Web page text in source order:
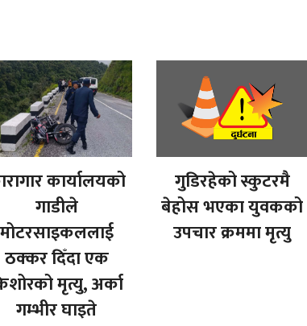
कार्यालयको
गाडीले
मोटरसाइकललाई
ठक्कर दिँदा एक
मृत्यु, अर्का
गम्भीर घाइते
गुडिरहेको स्कुटरमै
बेहोस भएका युवकको
उपचार क्रममा मृत्यु